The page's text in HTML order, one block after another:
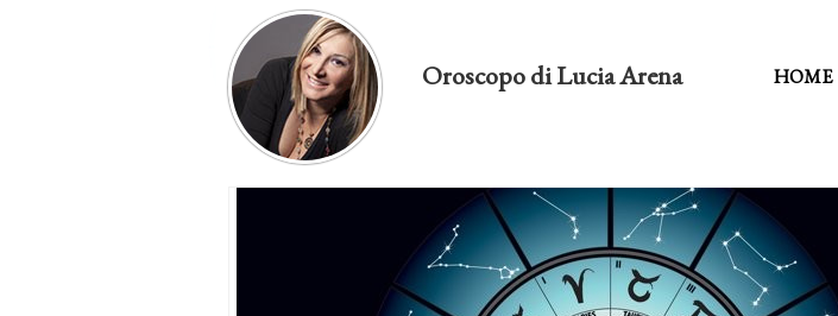
Oroscopo di Lucia Arena HOME